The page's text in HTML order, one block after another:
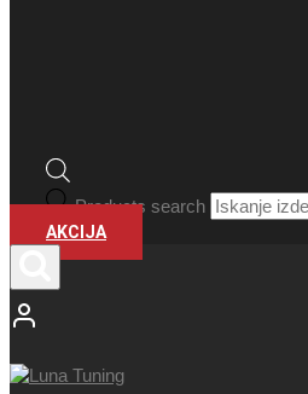
Products search
AKCIJA